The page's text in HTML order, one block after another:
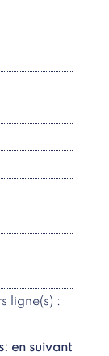
ligne(s) :
en suivant